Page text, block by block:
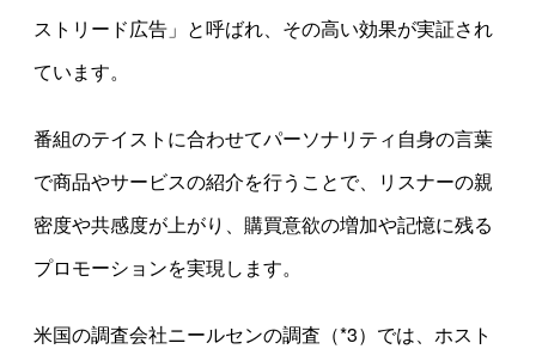
ストリード広告」と呼ばれ、その高い効果が実証され
ています。
番組のテイストに合わせてパーソナリティ自身の言葉
で商品やサービスの紹介を行うことで、リスナーの親
密度や共感度が上がり、購買意欲の増加や記憶に残る
プロモーションを実現します。
米国の調査会社ニールセンの調査（*3）では、ホスト